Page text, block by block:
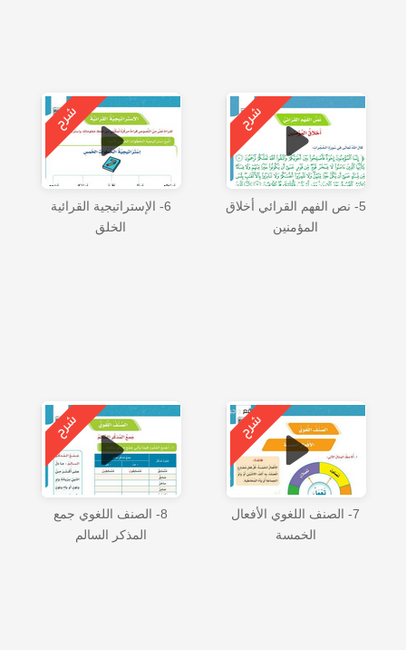
5- نص الفهم القرائي أخلاق
المؤمنين
6- الإستراتيجية القرائية
الخلق
7- الصنف اللغوي الأفعال
الخمسة
8- الصنف اللغوي جمع
المذكر السالم